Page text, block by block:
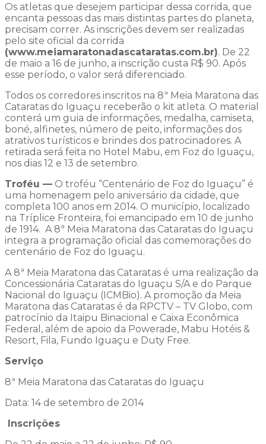
Os atletas que desejem participar dessa corrida, que
encanta pessoas das mais distintas partes do planeta,
precisam correr. As inscrições devem ser realizadas
pelo site oficial da corrida
(www.meiamaratonadascataratas.com.br). De 22
de maio a 16 de junho, a inscrição custa R$ 90. Após
esse período, o valor será diferenciado.
Todos os corredores inscritos na 8ª Meia Maratona das
Cataratas do Iguaçu receberão o kit atleta. O material
conterá um guia de informações, medalha, camiseta,
boné, alfinetes, número de peito, informações dos
atrativos turísticos e brindes dos patrocinadores. A
retirada será feita no Hotel Mabu, em Foz do Iguaçu,
nos dias 12 e 13 de setembro.
Troféu — O troféu “Centenário de Foz do Iguaçu” é
uma homenagem pelo aniversário da cidade, que
completa 100 anos em 2014. O município, localizado
na Tríplice Fronteira, foi emancipado em 10 de junho
de 1914. A 8ª Meia Maratona das Cataratas do Iguaçu
integra a programação oficial das comemorações do
centenário de Foz do Iguaçu.
A 8ª Meia Maratona das Cataratas é uma realização da
Concessionária Cataratas do Iguaçu S/A e do Parque
Nacional do Iguaçu (ICMBio). A promoção da Meia
Maratona das Cataratas é da RPCTV – TV Globo, com
patrocínio da Itaipu Binacional e Caixa Econômica
Federal, além de apoio da Powerade, Mabu Hotéis &
Resort, Fila, Fundo Iguaçu e Duty Free.
Serviço
8ª Meia Maratona das Cataratas do Iguaçu
Data: 14 de setembro de 2014
Inscrições